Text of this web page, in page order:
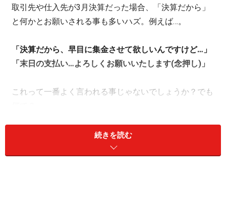
取引先や仕入先が3月決算だった場合、「決算だから」
と何かとお願いされる事も多いハズ。例えば…。
「決算だから、早目に集金させて欲しいんですけど…」
「末日の支払い…よろしくお願いいたします(念押し)」
これって一番よく言われる事じゃないでしょうか？でも
【回収が遅れるだけで経費がかさむ？！】
続きを読む